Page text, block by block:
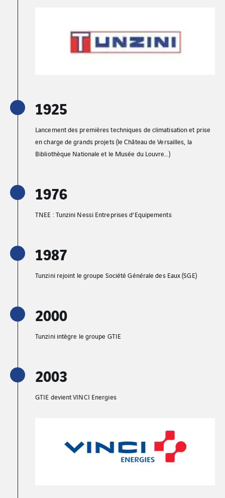
1925
Lancement des premières techniques de climatisation et prise
en charge de grands projets (le Château de Versailles, la
Bibliothèque Nationale et le Musée du Louvre…)
1976
TNEE : Tunzini Nessi Entreprises d’Equipements
1987
Tunzini rejoint le groupe Société Générale des Eaux (SGE)
2000
Tunzini intègre le groupe GTIE
2003
GTIE devient VINCI Energies